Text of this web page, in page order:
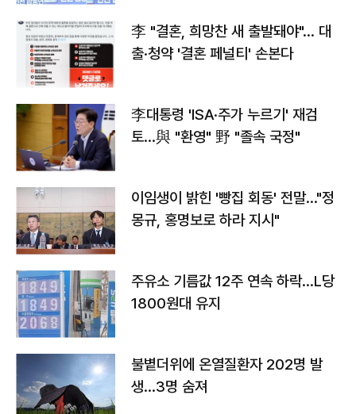
李 "결혼, 희망찬 새 출발돼야"… 대
출·청약 '결혼 페널티' 손본다
李대통령 'ISA·주가 누르기' 재검
토…與 "환영" 野 "졸속 국정"
이임생이 밝힌 '빵집 회동' 전말…"정
몽규, 홍명보로 하라 지시"
주유소 기름값 12주 연속 하락…L당
1800원대 유지
불볕더위에 온열질환자 202명 발
생…3명 숨져